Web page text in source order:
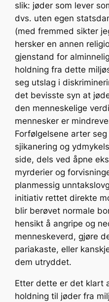
slik: jøder som lever
dvs. uten egen
(med fremmed sikter
hersker en annen
gjenstand for
holdning fra dette
seg utslag i
det bevisste syn at
den menneskelige
mennesker er
Forfølgelsene arter
sjikanering og
side, dels ved åpne
myrderier og
planmessig
initiativ rettet direkte
blir berøvet normale
hensikt å angripe og
menneskeverd, gjøre
pariakaste, eller
dem utryddet.
Etter dette er det klart
holdning til jøder fra